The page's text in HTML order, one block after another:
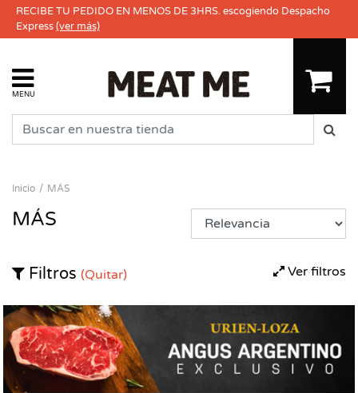
RECIBE TU PEDIDO EN MENOS DE 3HRS. escogiendo Despacho
Express(ver más)
MENU
Inicio MÁS
MÁS
Ver filtros
Filtros (Quitar)